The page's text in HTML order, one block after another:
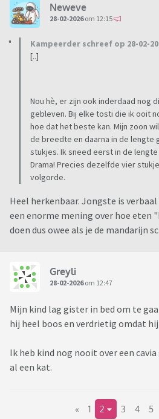
Neweve
28-02-2026om 12:15
Kampeerder schreef op 28-02-
[..]
Nou hè, er zijn ook inderdaad nog
gebleven. Bij elke tosti die ik ooit
hoe dat het beste kan. Mijn zoon
de breedte en daarna in de lengte
stukjes. Ik sneed eerst in de
Drama! Precies dezelfde vier
volgorde.
Heel herkenbaar. Jongste is
een enorme mening over hoe eten
doen dus owee als je de mandarijn
Greyli
28-02-2026om 12:47
Mijn kind lag gister in bed om te
hij heel boos en verdrietig omdat hij
Ik heb kind nog nooit over een
al een kat.
« 1 2 3 4 5